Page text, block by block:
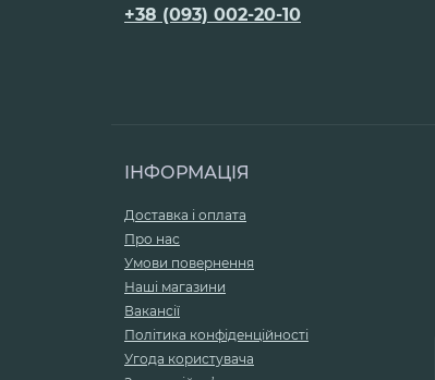
+38 (093) 002-20-10
ІНФОРМАЦІЯ
Доставка і оплата
Про нас
Умови повернення
Наші магазини
Вакансії
Політика конфіденційності
Угода користувача